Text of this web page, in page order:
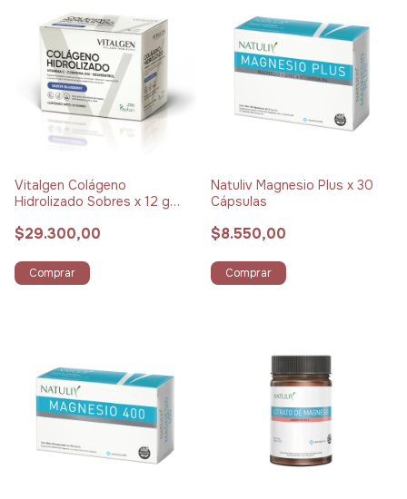
Vitalgen Colágeno
Hidrolizado Sobres x 12 g
$29.300,00
Comprar
Natuliv Magnesio Plus x 30
Cápsulas
$8.550,00
Comprar